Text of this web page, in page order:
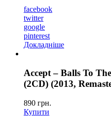
facebook
twitter
google
pinterest
Докладніше
Accept – Balls To
(2CD) (2013,
890 грн.
Купити